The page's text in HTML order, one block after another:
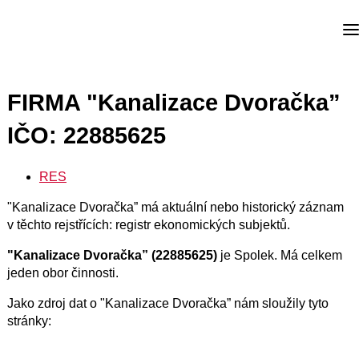
FIRMA "Kanalizace Dvoračka”
IČO: 22885625
RES
"Kanalizace Dvoračka” má aktuální nebo historický záznam
v těchto rejstřících: registr ekonomických subjektů.
"Kanalizace Dvoračka” (22885625)je Spolek. Má celkem
jeden obor činnosti.
Jako zdroj dat o "Kanalizace Dvoračka” nám sloužily tyto
stránky: